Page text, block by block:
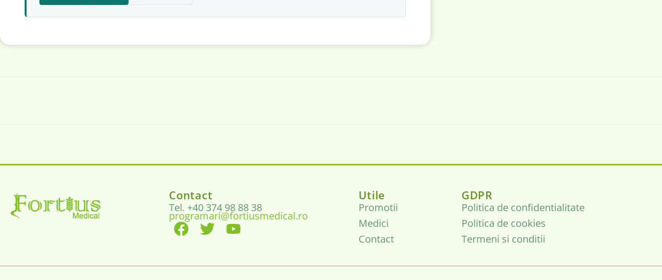
Contact
Tel. +40 374 98 88 38
programari@fortiusmedical.ro
Utile
Promotii
Medici
Contact
GDPR
Politica de confidentialitate
Politica de cookies
Termeni si conditii